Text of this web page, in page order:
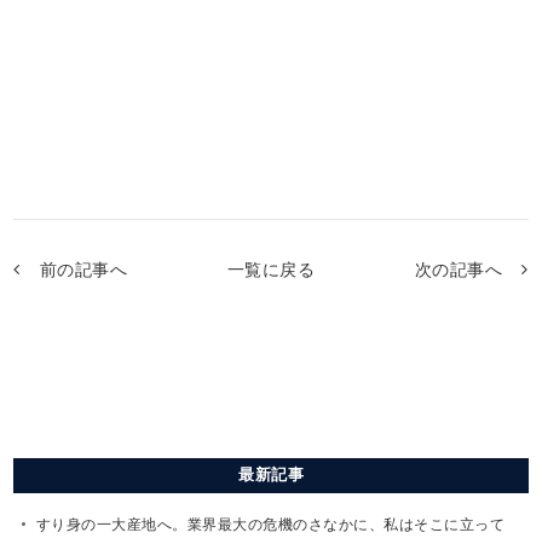
前の記事へ 一覧に戻る 次の記事へ
最新記事
すり身の一大産地へ。業界最大の危機のさなかに、私はそこに立って